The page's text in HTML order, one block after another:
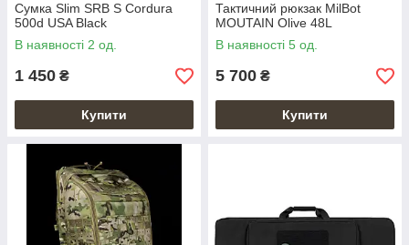
Сумка Slim SRB S Cordura
500d USA Black
В наявності 2 од.
1 450 ₴
Купити
Тактичний рюкзак MilBot
MOUTAIN Olive 48L
В наявності 5 од.
5 700 ₴
Купити